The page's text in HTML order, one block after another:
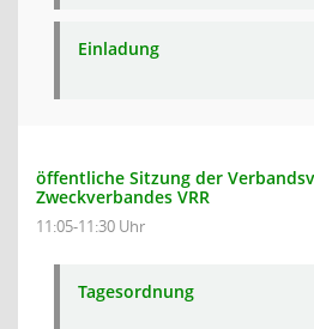
Einladung
öffentliche Sitzung der
Zweckverbandes VRR
11:05-11:30 Uhr
Tagesordnung